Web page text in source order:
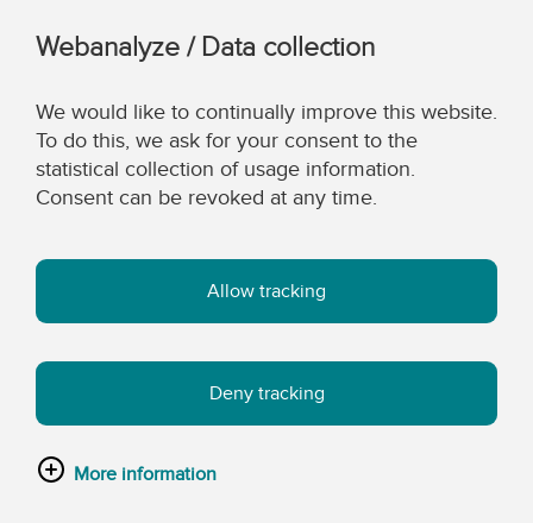
Webanalyze / Data collection
We would like to continually improve this website.
To do this, we ask for your consent to the
statistical collection of usage information.
Consent can be revoked at any time.
Allow tracking
Deny tracking
More information